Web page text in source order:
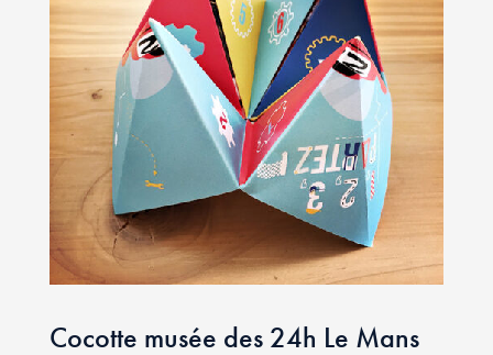
Cocotte musée des 24h Le Mans